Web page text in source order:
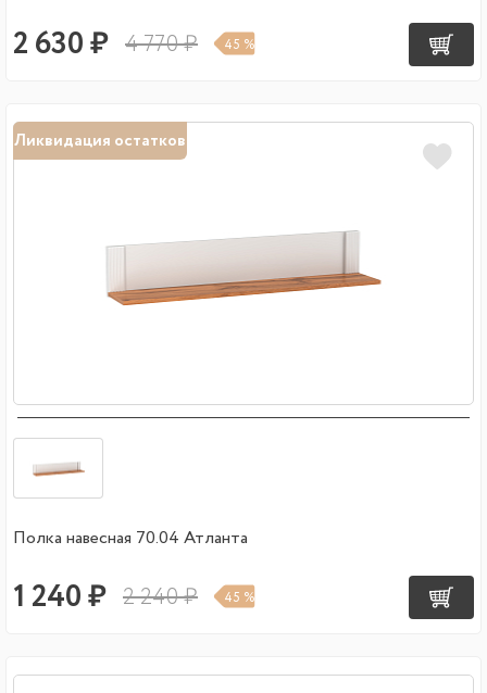
2 630 ₽ 4 770 ₽ 45 %
Ликвидация остатков
Полка навесная 70.04 Атланта
1 240 ₽ 2 240 ₽ 45 %